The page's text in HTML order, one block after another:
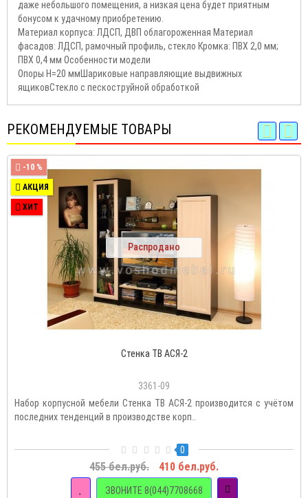
даже небольшого помещения, а низкая цена будет приятным
бонусом к удачному приобретению.
Материал корпуса: ЛДСП, ДВП облагороженная Материал
фасадов: ЛДСП, рамочный профиль, стекло Кромка: ПВХ 2,0 мм;
ПВХ 0,4 мм Особенности модели
Опоры Н=20 ммШариковые направляющие выдвижных
ящиковСтекло с пескоструйной обработкой
РЕКОМЕНДУЕМЫЕ ТОВАРЫ
-10 %
АКЦИЯ
ХИТ
Распродано
Стенка ТВ АСЯ-2
3361-09
Набор корпусной мебели Стенка ТВ АСЯ-2 производится с учётом
последних тенденций в производстве корп..
0
455 бел.руб. 410 бел.руб.
ЗВОНИТЕ 8(044)7708668